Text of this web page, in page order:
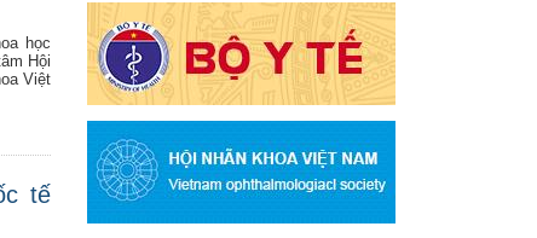
học
Hội
Việt
tế